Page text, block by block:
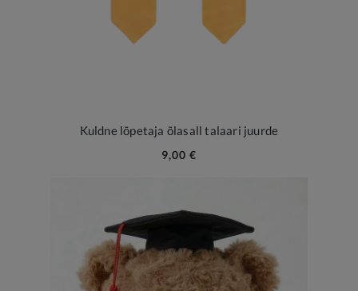
Kuldne lõpetaja õlasall talaari juurde
9,00 €